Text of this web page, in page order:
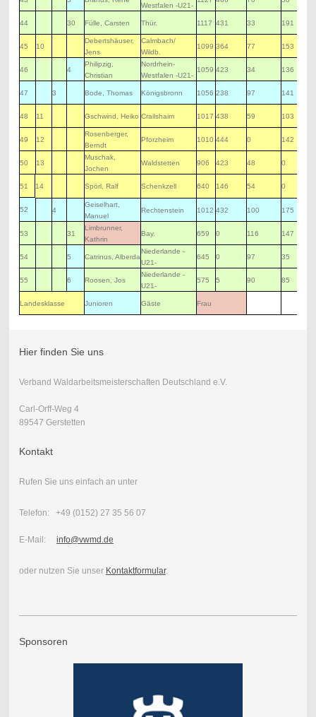
Westfalen -U21-
44 30 Fülle, Carsten Thür. 1117 431 33 191
45 10
Debertshäuser,
Jens
Calmbach/
Wildb.
1099 364 77 153
46 4
Philipzig,
Christian
Nordrhein-
Westfalen -U21-
1059 423 34 136
47 3 Bode, Thomas Königsbronn 1056 238 97 141
48 11 Gschwind, Heiko Crailshaim 1017 438 59 103
49 12
Rosenberger,
Berndt
Pforzheim 1010 444 0 142
50 13
Muschak,
Jochen
Waldstetten 906 423 48 0
51 14 Spörl, Ralf Schenkzell 640 146 54 0
52 4
Geiselhart,
Manuel
Rechtenstein 1012 432 100 175
53 31
Limbrunner,
Kathrin
Bay. 659 0 116 147
54 5 Catrinus, Alberda
Niederlande -
U21-
645 0 97 35
55 6 Roosen, Jos
Niederlande -
U21-
575 5 90 85
Landesklasse Junioren Gäste Frau
Hier finden Sie uns
Verband Waldarbeitsmeisterschaften Deutschland e.V.
Carl-Orff-Weg 4
89547 Gerstetten
Kontakt
Rufen Sie uns einfach an unter
Telefon: +49 (0152) 27 35 56 07
E-Mail: info@vwmd.de
oder nutzen Sie unser Kontaktformular.
Sponsoren